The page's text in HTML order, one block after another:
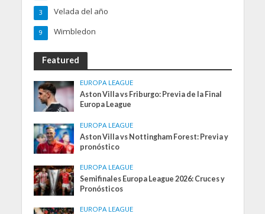
Velada del año
3
Wimbledon
9
Featured
EUROPA LEAGUE
Aston Villa vs Friburgo: Previa de la Final
Europa League
EUROPA LEAGUE
Aston Villa vs Nottingham Forest: Previa y
pronóstico
EUROPA LEAGUE
Semifinales Europa League 2026: Cruces y
Pronósticos
EUROPA LEAGUE